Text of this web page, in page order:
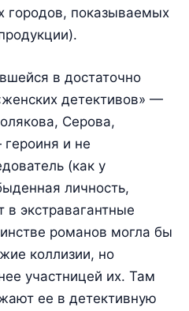
городов, показываемых
в достаточно
детективов» —
Серова,
и не
(как у
личность,
в экстравагантные
романов могла бы
коллизии, но
участницей их. Там
ее в детективную